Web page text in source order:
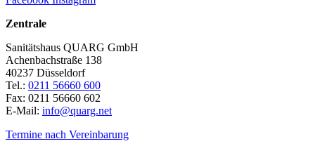
Zentrale
Sanitätshaus QUARG GmbH
Achenbachstraße 138
40237 Düsseldorf
Tel.: 0211 56660 600
Fax: 0211 56660 602
E-Mail: info@quarg.net
Termine nach Vereinbarung